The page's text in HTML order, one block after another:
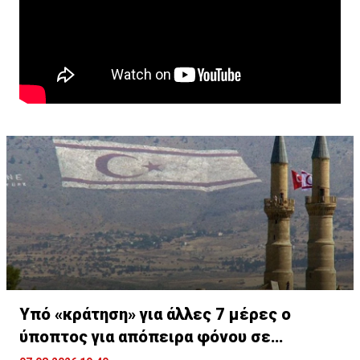
Υπό «κράτηση» για άλλες 7 μέρες ο
ύποπτος για απόπειρα φόνου σε